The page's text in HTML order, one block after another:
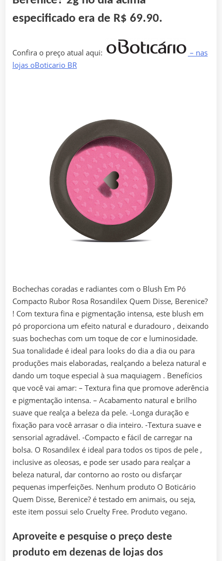
especificado era de R$ 69.90.
Confira o preço atual aqui:
– nas
lojas oBoticario BR
Bochechas coradas e radiantes com o Blush Em Pó
Compacto Rubor Rosa Rosandilex Quem Disse, Berenice?
! Com textura fina e pigmentação intensa, este blush em
pó proporciona um efeito natural e duradouro , deixando
suas bochechas com um toque de cor e luminosidade.
Sua tonalidade é ideal para looks do dia a dia ou para
produções mais elaboradas, realçando a beleza natural e
dando um toque especial à sua maquiagem . Benefícios
que você vai amar: – Textura fina que promove aderência
e pigmentação intensa. – Acabamento natural e brilho
suave que realça a beleza da pele. -Longa duração e
fixação para você arrasar o dia inteiro. -Textura suave e
sensorial agradável. -Compacto e fácil de carregar na
bolsa. O Rosandilex é ideal para todos os tipos de pele ,
inclusive as oleosas, e pode ser usado para realçar a
beleza natural, dar contorno ao rosto ou disfarçar
pequenas imperfeições. Nenhum produto O Boticário
Quem Disse, Berenice? é testado em animais, ou seja,
este item possui selo Cruelty Free. Produto vegano.
Aproveite e pesquise o preço deste
produto em dezenas de lojas dos